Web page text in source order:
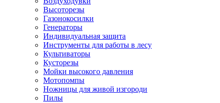
Высоторезы
Газонокосилки
Генераторы
Индивидуальная защита
Инструменты для работы в лесу
Культиваторы
Кусторезы
Мойки высокого давления
Мотопомпы
Ножницы для живой изгороди
Пилы